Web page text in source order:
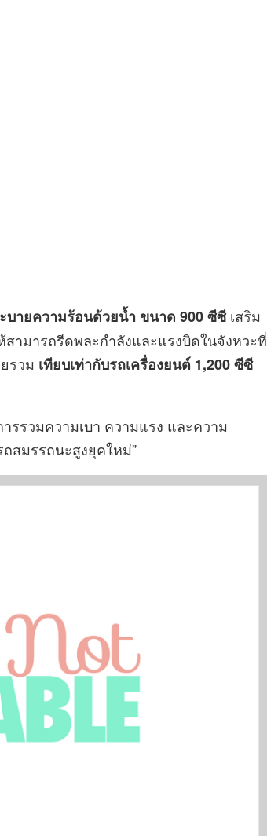
บายความร้อนด้วยน้ำ ขนาด 900 ซีซีเสริม
ามารถรีดพละกำลังและแรงบิดในจังหวะที่
รวม เทียบเท่ากับรถเครื่องยนต์ 1,200 ซีซี
รรวมความเบา ความแรง และความ
สมรรถนะสูงยุคใหม่”